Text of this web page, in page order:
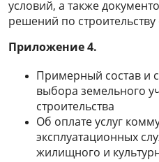
условий, а также
решений по строительству
Приложение 4.
Примерный состав и
выбора земельного
строительства
Об оплате услуг
эксплуатационных
жилищного и